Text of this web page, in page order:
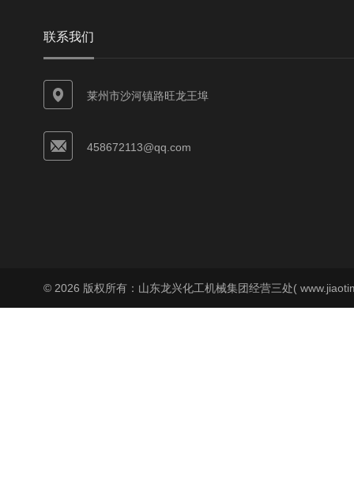
联系我们
莱州市沙河镇路旺龙王埠
458672113@qq.com
© 2026 版权所有：山东龙兴化工机械集团经营三处(